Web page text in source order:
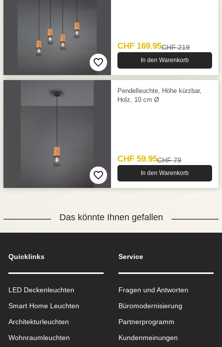
CHF 169.95CHF 219
In den Warenkorb
Pendelleuchte, Höhe kürzbar,
Holz, 10 cm Ø
CHF 59.95CHF 79
In den Warenkorb
Das könnte Ihnen gefallen
Quicklinks
LED Deckenleuchten
Smart Home Leuchten
Architekturleuchten
Wohnraum­leuchten
Service
Fragen und Antworten
Büromodernisierung
Partnerprogramm
Kundenmeinungen